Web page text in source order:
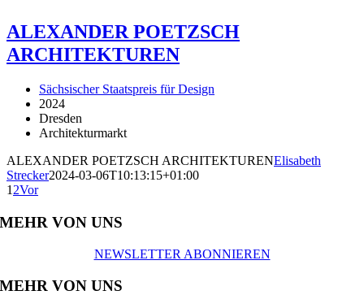
ALEXANDER POETZSCH
ARCHITEKTUREN
Sächsischer Staatspreis für Design
2024
Dresden
Architekturmarkt
ALEXANDER POETZSCH ARCHITEKTURENElisabeth
Strecker2024-03-06T10:13:15+01:00
1 2Vor
MEHR VON UNS
NEWSLETTER ABONNIEREN
MEHR VON UNS